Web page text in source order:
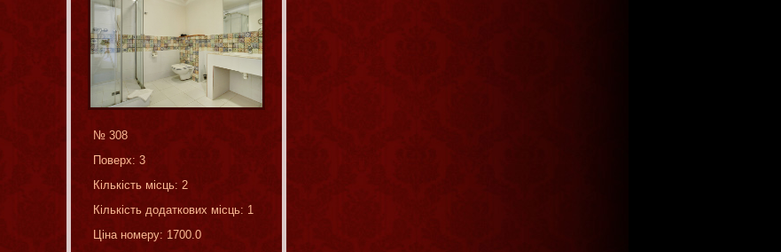
№ 308
Поверх: 3
Кількість місць: 2
Кількість додаткових місць: 1
Ціна номеру: 1700.0